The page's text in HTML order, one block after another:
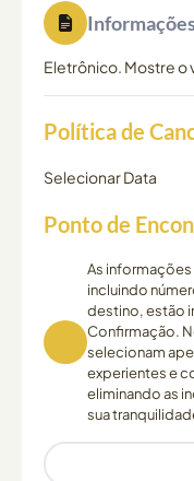
Eletrônico. Mostre o
Política de
Selecionar Data
Ponto de
As
incluindo
destino, estão
Confirmação.
selecionam
experientes e
eliminando as
sua